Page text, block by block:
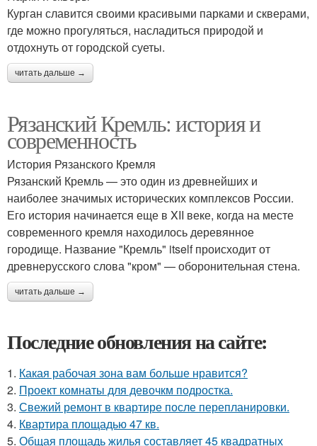
Курган славится своими красивыми парками и скверами,
где можно прогуляться, насладиться природой и
отдохнуть от городской суеты.
читать дальше →
Рязанский Кремль: история и
современность
История Рязанского Кремля
Рязанский Кремль — это один из древнейших и
наиболее значимых исторических комплексов России.
Его история начинается еще в XII веке, когда на месте
современного кремля находилось деревянное
городище. Название "Кремль" itself происходит от
древнерусского слова "кром" — оборонительная стена.
читать дальше →
Последние обновления на сайте:
1. Какая рабочая зона вам больше нравится?
2. Проект комнаты для девочкм подростка.
3. Свежий ремонт в квартире после перепланировки.
4. Квартира площадью 47 кв.
5. Общая площадь жилья составляет 45 квадратных